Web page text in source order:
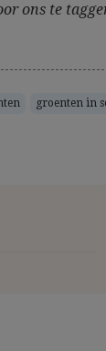
ons te
groenten in